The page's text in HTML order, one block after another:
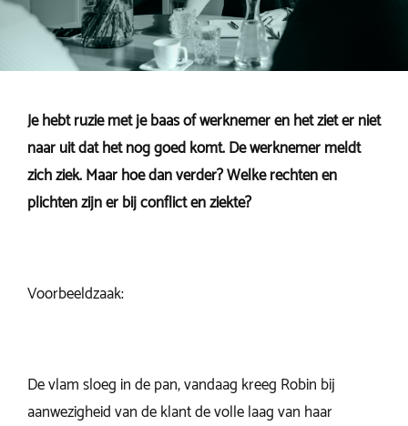
Je hebt ruzie met je baas of werknemer en het ziet er niet
naar uit dat het nog goed komt. De werknemer meldt
zich ziek. Maar hoe dan verder? Welke rechten en
plichten zijn er bij conflict en ziekte?
Voorbeeldzaak:
De vlam sloeg in de pan, vandaag kreeg Robin bij
aanwezigheid van de klant de volle laag van haar